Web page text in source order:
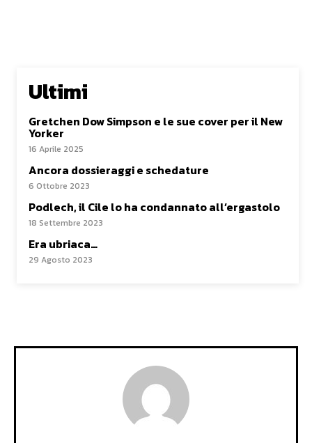
Ultimi
Gretchen Dow Simpson e le sue cover per il New
Yorker
16 Aprile 2025
Ancora dossieraggi e schedature
6 Ottobre 2023
Podlech, il Cile lo ha condannato all’ergastolo
18 Settembre 2023
Era ubriaca…
29 Agosto 2023